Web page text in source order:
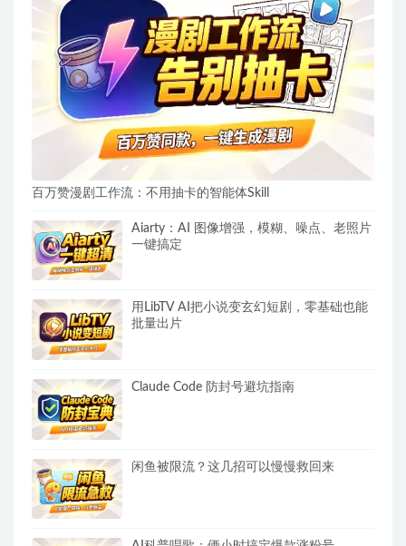
百万赞漫剧工作流：不用抽卡的智能体Skill
Aiarty：AI 图像增强，模糊、噪点、老照片
一键搞定
用LibTV AI把小说变玄幻短剧，零基础也能
批量出片
Claude Code 防封号避坑指南
闲鱼被限流？这几招可以慢慢救回来